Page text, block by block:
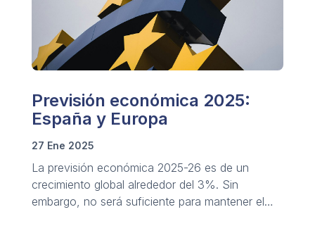
Previsión económica 2025:
España y Europa
27 Ene 2025
La previsión económica 2025-26 es de un
crecimiento global alrededor del 3%. Sin
embargo, no será suficiente para mantener el